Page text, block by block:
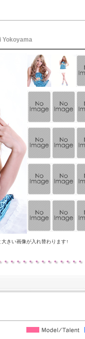
Yokoyama
きい画像が入れ替わります↑